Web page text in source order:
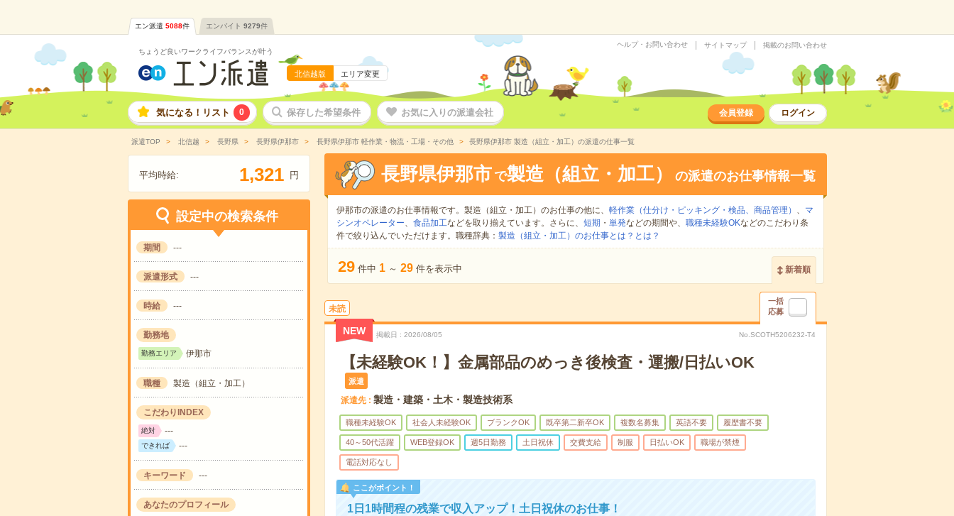
エン派遣 5088件 エンバイト 9279件
ちょうど良いワークライフバランスが叶う
北信越版 エリア変更
ヘルプ・お問い合わせ サイトマップ 掲載のお問い合わせ
気になる！リスト 0 保存した希望条件 お気に入りの派遣会社 会員登録 ログイン
派遣TOP 北信越 長野県 長野県伊那市 長野県伊那市 軽作業・物流・工場・その他 長野県伊那市 製造（組立・加工）の派遣の仕事一覧
平均時給: 1,321 円
設定中の検索条件
期間 ---
派遣形式 ---
時給 ---
勤務地
勤務エリア 伊那市
職種 製造（組立・加工）
こだわりINDEX
絶対 ---
できれば ---
キーワード ---
あなたのプロフィール
長野県伊那市 で製造（組立・加工） の派遣のお仕事情報一覧
伊那市の派遣のお仕事情報です。製造（組立・加工）のお仕事の他に、 軽作業（仕分け・ピッキング・検品、商品管理） 、
マ
シンオペレーター、 食品加工などを取り揃えています。さらに、 短期 ・ 単発などの期間や、 職種未経験OKなどのこだわり条
件で絞り込んでいただけます。職種辞典： 製造（組立・加工）のお仕事とは？とは？
29 件中 1 ～ 29 件を表示中 新着順
未読
一括
応募
NEW 掲載日 2026/08/05 No.SCOTH5206232-T4
【未経験OK！】金属部品のめっき後検査・運搬/日払いOK
派遣
派遣先 製造・建築・土木・製造技術系
職種未経験OK 社会人未経験OK ブランクOK 既卒第二新卒OK 複数名募集 英語不要 履歴書不要
40～50代活躍 WEB登録OK 週5日勤務 土日祝休 交費支給 制服 日払いOK 職場が禁煙
電話対応なし
ここがポイント！
1日1時間程の残業で収入アップ！土日祝休のお仕事！